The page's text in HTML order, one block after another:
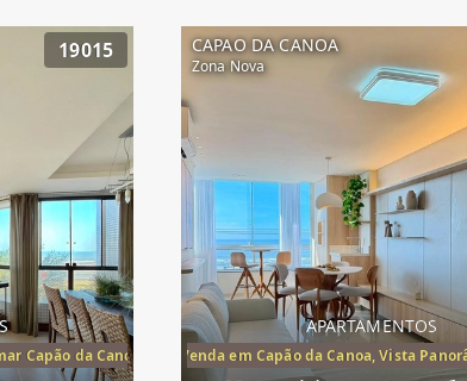
19015
Capão da Canoa, apartamento à venda Cap
CAPAO DA CANOA
Zona Nova
APARTAMENTOS
Beira-Mar à Venda em Capão da Canoa, Vista